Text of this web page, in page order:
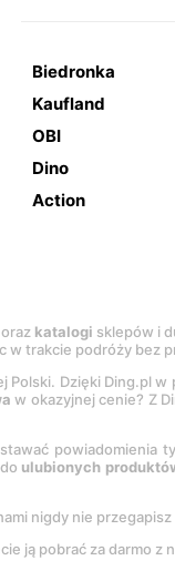
Biedronka
Kaufland
OBI
Dino
Action
oraz katalogi sklepów i
trakcie podróży bez
Polski. Dzięki Ding.pl
w okazyjnej cenie? Z
powiadomienia
ulubionych
nigdy nie
ją pobrać za darmo